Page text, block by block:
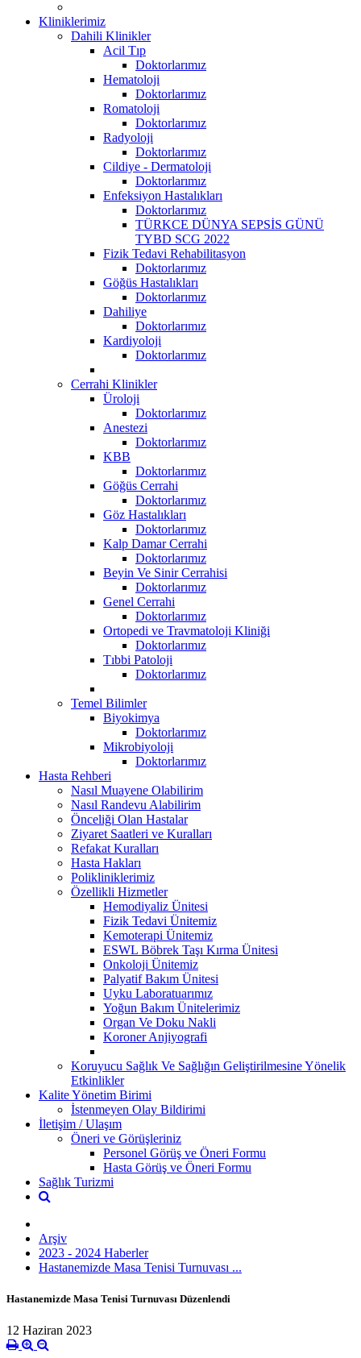
Kliniklerimiz
Dahili Klinikler
Acil Tıp
Doktorlarımız
Hematoloji
Doktorlarımız
Romatoloji
Doktorlarımız
Radyoloji
Doktorlarımız
Cildiye - Dermatoloji
Doktorlarımız
Enfeksiyon Hastalıkları
Doktorlarımız
TÜRKCE DÜNYA SEPSİS GÜNÜ
TYBD SCG 2022
Fizik Tedavi Rehabilitasyon
Doktorlarımız
Göğüs Hastalıkları
Doktorlarımız
Dahiliye
Doktorlarımız
Kardiyoloji
Doktorlarımız
Cerrahi Klinikler
Üroloji
Doktorlarımız
Anestezi
Doktorlarımız
KBB
Doktorlarımız
Göğüs Cerrahi
Doktorlarımız
Göz Hastalıkları
Doktorlarımız
Kalp Damar Cerrahi
Doktorlarımız
Beyin Ve Sinir Cerrahisi
Doktorlarımız
Genel Cerrahi
Doktorlarımız
Ortopedi ve Travmatoloji Kliniği
Doktorlarımız
Tıbbi Patoloji
Doktorlarımız
Temel Bilimler
Biyokimya
Doktorlarımız
Mikrobiyoloji
Doktorlarımız
Hasta Rehberi
Nasıl Muayene Olabilirim
Nasıl Randevu Alabilirim
Önceliği Olan Hastalar
Ziyaret Saatleri ve Kuralları
Refakat Kuralları
Hasta Hakları
Polikliniklerimiz
Özellikli Hizmetler
Hemodiyaliz Ünitesi
Fizik Tedavi Ünitemiz
Kemoterapi Ünitemiz
ESWL Böbrek Taşı Kırma Ünitesi
Onkoloji Ünitemiz
Palyatif Bakım Ünitesi
Uyku Laboratuarımız
Yoğun Bakım Ünitelerimiz
Organ Ve Doku Nakli
Koroner Anjiyografi
Koruyucu Sağlık Ve Sağlığın Geliştirilmesine Yönelik
Etkinlikler
Kalite Yönetim Birimi
İstenmeyen Olay Bildirimi
İletişim / Ulaşım
Öneri ve Görüşleriniz
Personel Görüş ve Öneri Formu
Hasta Görüş ve Öneri Formu
Sağlık Turizmi
Arşiv
2023 - 2024 Haberler
Hastanemizde Masa Tenisi Turnuvası ...
Hastanemizde Masa Tenisi Turnuvası Düzenlendi
12 Haziran 2023